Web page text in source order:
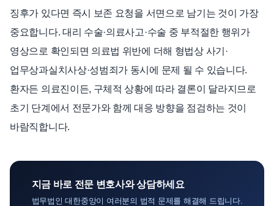
징후가 있다면 즉시 보존 요청을 서면으로 남기는 것이 가장
중요합니다. 대리 수술·의료사고·수술 중 부적절한 행위가
영상으로 확인되면 의료법 위반에 더해 형법상 사기·
업무상과실치사상·성범죄가 동시에 문제 될 수 있습니다.
환자든 의료진이든, 구체적 상황에 따라 결론이 달라지므로
초기 단계에서 전문가와 함께 대응 방향을 점검하는 것이
바람직합니다.
지금 바로 전문 변호사와 상담하세요
법무법인 대한중앙이 여러분의 법적 문제를 해결해 드립니다.